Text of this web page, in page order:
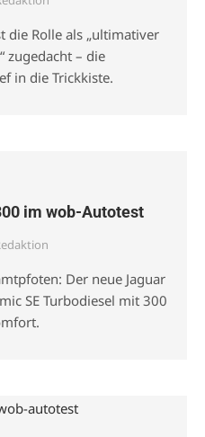
die Rolle als „ultimativer
zugedacht – die
in die Trickkiste.
im wob-Autotest
Der neue Jaguar
SE Turbodiesel mit 300